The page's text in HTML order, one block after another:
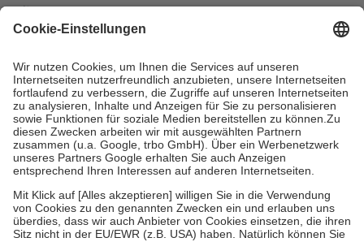
mit.
Grundsätzlich leisten Mitglieder Zuzahlungen in Höhe von zehn
höchstens zehn Euro.
Es sind jedoch nie mehr als die tatsächlichen
Kosten der Leistung zu entrichten.
Diese Regeln gelten grundsätzlich auch für Online-Apotheken.
Bei Heilmitteln und häuslicher Krankenpflege beträgt die
Zuzahlung zehn Prozent der Kosten sowie zehn Euro je
Verordnung.
Um das Engagement der Versicherten für ihre eigene Gesundheit zu
stärken und die besondere Stellung der Familie zu unterstützen,
fallenkeine Zuzahlungenan bei:
• Kindern und Jugendlichen bis zum vollendeten 18. Lebensjahr
mit Ausnahme der Fahrkosten